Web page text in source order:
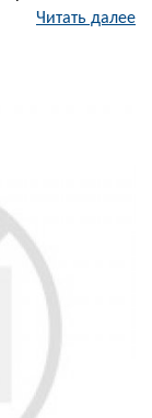
Читать далее